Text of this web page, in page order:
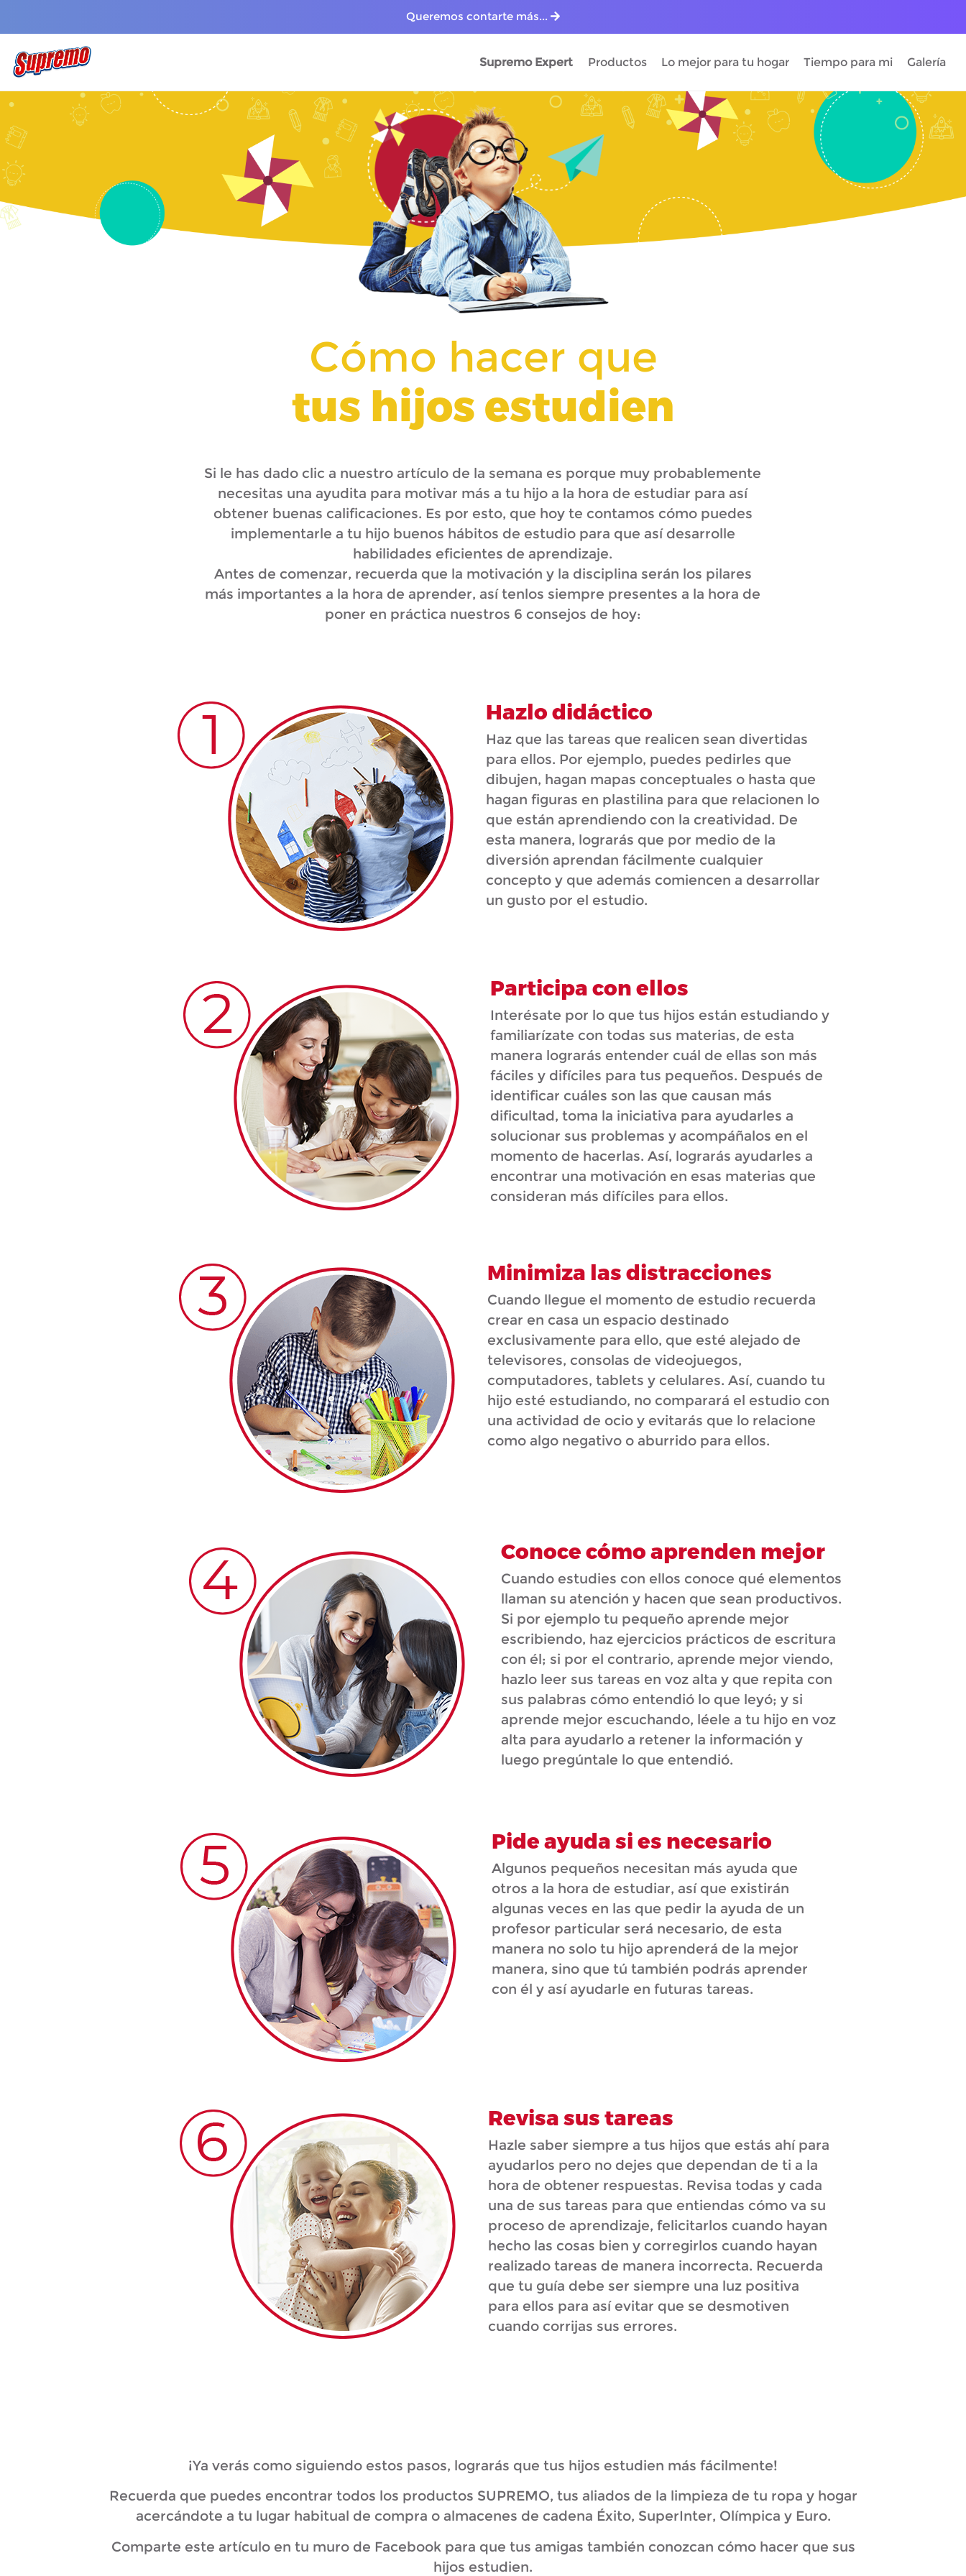
Queremos contarte más...
Supremo Expert Productos Lo mejor para tu hogar Tiempo para mi Galería
Cómo hacer que
tus hijos estudien
Si le has dado clic a nuestro artículo de la semana es porque muy probablemente
necesitas una ayudita para motivar más a tu hijo a la hora de estudiar para así
obtener buenas calificaciones. Es por esto, que hoy te contamos cómo puedes
implementarle a tu hijo buenos hábitos de estudio para que así desarrolle
habilidades eficientes de aprendizaje.
Antes de comenzar, recuerda que la motivación y la disciplina serán los pilares
más importantes a la hora de aprender, así tenlos siempre presentes a la hora de
poner en práctica nuestros 6 consejos de hoy:
Hazlo didáctico
Haz que las tareas que realicen sean divertidas
para ellos. Por ejemplo, puedes pedirles que
dibujen, hagan mapas conceptuales o hasta que
hagan figuras en plastilina para que relacionen lo
que están aprendiendo con la creatividad. De
esta manera, lograrás que por medio de la
diversión aprendan fácilmente cualquier
concepto y que además comiencen a desarrollar
un gusto por el estudio.
Participa con ellos
Interésate por lo que tus hijos están estudiando y
familiarízate con todas sus materias, de esta
manera lograrás entender cuál de ellas son más
fáciles y difíciles para tus pequeños. Después de
identificar cuáles son las que causan más
dificultad, toma la iniciativa para ayudarles a
solucionar sus problemas y acompáñalos en el
momento de hacerlas. Así, lograrás ayudarles a
encontrar una motivación en esas materias que
consideran más difíciles para ellos.
Minimiza las distracciones
Cuando llegue el momento de estudio recuerda
crear en casa un espacio destinado
exclusivamente para ello, que esté alejado de
televisores, consolas de videojuegos,
computadores, tablets y celulares. Así, cuando tu
hijo esté estudiando, no comparará el estudio con
una actividad de ocio y evitarás que lo relacione
como algo negativo o aburrido para ellos.
Conoce cómo aprenden mejor
Cuando estudies con ellos conoce qué elementos
llaman su atención y hacen que sean productivos.
Si por ejemplo tu pequeño aprende mejor
escribiendo, haz ejercicios prácticos de escritura
con él; si por el contrario, aprende mejor viendo,
hazlo leer sus tareas en voz alta y que repita con
sus palabras cómo entendió lo que leyó; y si
aprende mejor escuchando, léele a tu hijo en voz
alta para ayudarlo a retener la información y
luego pregúntale lo que entendió.
Pide ayuda si es necesario
Algunos pequeños necesitan más ayuda que
otros a la hora de estudiar, así que existirán
algunas veces en las que pedir la ayuda de un
profesor particular será necesario, de esta
manera no solo tu hijo aprenderá de la mejor
manera, sino que tú también podrás aprender
con él y así ayudarle en futuras tareas.
Revisa sus tareas
Hazle saber siempre a tus hijos que estás ahí para
ayudarlos pero no dejes que dependan de ti a la
hora de obtener respuestas. Revisa todas y cada
una de sus tareas para que entiendas cómo va su
proceso de aprendizaje, felicitarlos cuando hayan
hecho las cosas bien y corregirlos cuando hayan
realizado tareas de manera incorrecta. Recuerda
que tu guía debe ser siempre una luz positiva
para ellos para así evitar que se desmotiven
cuando corrijas sus errores.
¡Ya verás como siguiendo estos pasos, lograrás que tus hijos estudien más fácilmente!
Recuerda que puedes encontrar todos los productos SUPREMO, tus aliados de la limpieza de tu ropa y hogar
acercándote a tu lugar habitual de compra o almacenes de cadena Éxito, SuperInter, Olímpica y Euro.
Comparte este artículo en tu muro de Facebook para que tus amigas también conozcan cómo hacer que sus
hijos estudien.